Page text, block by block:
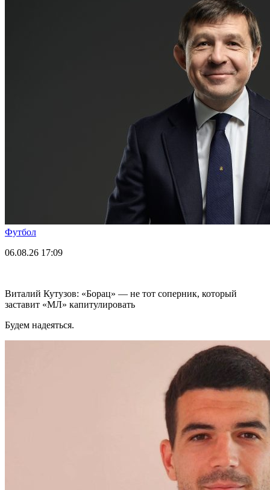
Футбол
06.08.26 17:09
Виталий Кутузов: «Борац» — не тот соперник, который
заставит «МЛ» капитулировать
Будем надеяться.